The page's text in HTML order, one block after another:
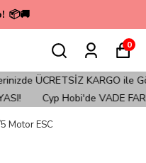
📦🚚
0
ÜCRETSİZ KARGO ile
Cyp Hobi'de VADE
Motor ESC